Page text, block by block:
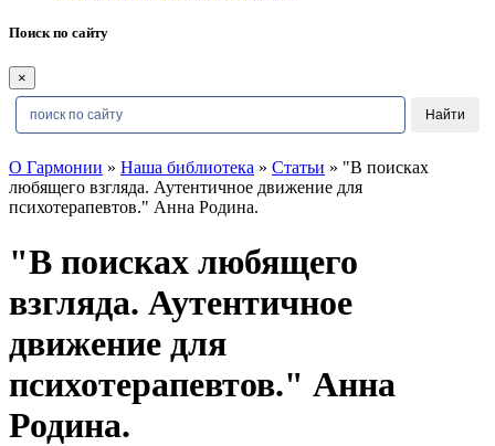
Поиск по сайту
×
О Гармонии » Наша библиотека » Статьи » "В поисках
любящего взгляда. Аутентичное движение для
психотерапевтов." Анна Родина.
"В поисках любящего
взгляда. Аутентичное
движение для
психотерапевтов." Анна
Родина.